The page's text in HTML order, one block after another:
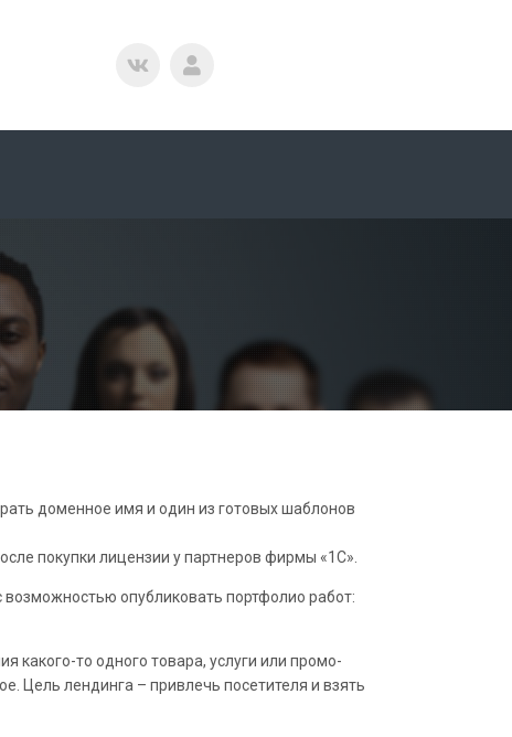
доменное имя и один из готовых шаблонов
покупки лицензии у партнеров фирмы «1С».
возможностью опубликовать портфолио работ:
какого-то одного товара, услуги или промо-
Цель лендинга – привлечь посетителя и взять